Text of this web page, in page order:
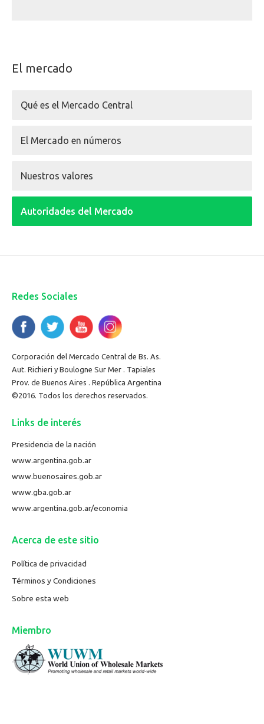
El mercado
Qué es el Mercado Central
El Mercado en números
Nuestros valores
Autoridades del Mercado
Redes Sociales
Corporación del Mercado Central de Bs. As.
Aut. Richieri y Boulogne Sur Mer . Tapiales
Prov. de Buenos Aires . República Argentina
©2016. Todos los derechos reservados.
Links de interés
Presidencia de la nación
www.argentina.gob.ar
www.buenosaires.gob.ar
www.gba.gob.ar
www.argentina.gob.ar/economia
Acerca de este sitio
Política de privacidad
Términos y Condiciones
Sobre esta web
Miembro